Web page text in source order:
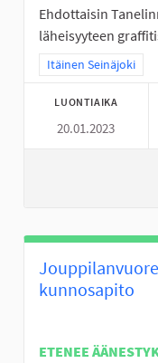
Ehdottaisin
läheisyyteen
Rajaa tulokset
Itäinen Seinäjoki
LUONTIAIKA
20.01.2023
kunnosapito
ETENEE